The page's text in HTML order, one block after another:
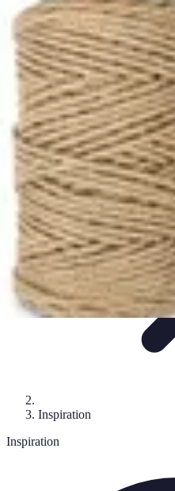
Projets Nouvelle Vie
Planification et StratégieInspiration
DurabilitéTendances
Projets Nouvelle Vie
Inspiration
Inspiration